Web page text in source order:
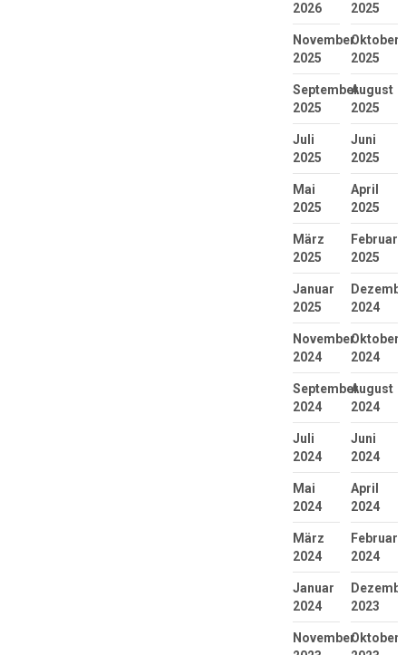
2026
2025
November
2025
Oktober
2025
September
2025
August
2025
Juli
2025
Juni
2025
Mai
2025
April
2025
März
2025
Februar
2025
Januar
2025
2024
November
2024
Oktober
2024
September
2024
August
2024
Juli
2024
Juni
2024
Mai
2024
April
2024
März
2024
Februar
2024
Januar
2024
2023
NovemberOktober